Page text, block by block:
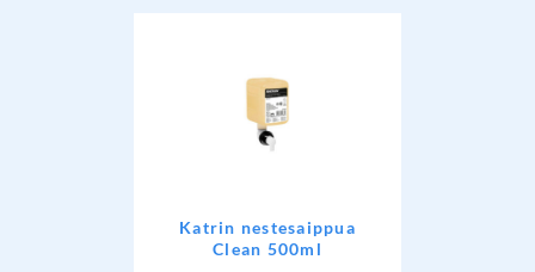
Katrin nestesaippua
Clean 500ml